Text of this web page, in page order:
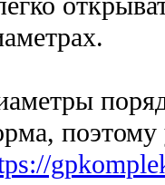
поэтому